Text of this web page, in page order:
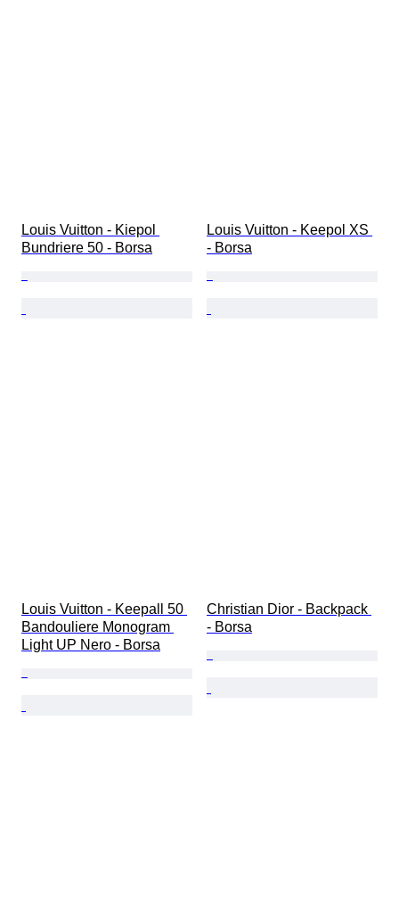
Louis Vuitton - Kiepol
Bundriere 50 - Borsa
Louis Vuitton - Keepol XS
- Borsa
Louis Vuitton - Keepall 50
Bandouliere Monogram
Light UP Nero - Borsa
Christian Dior - Backpack
- Borsa